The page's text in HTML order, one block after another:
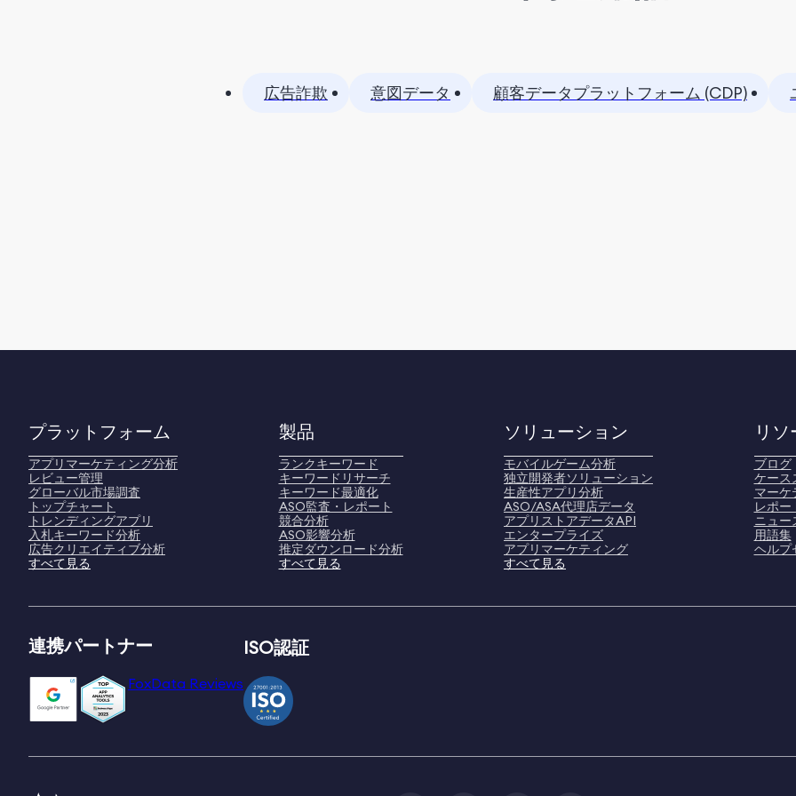
広告詐欺 意図データ 顧客データプラットフォーム (CDP)
プラットフォーム
アプリマーケティング分析
レビュー管理
グローバル市場調査
トップチャート
トレンディングアプリ
入札キーワード分析
広告クリエイティブ分析
すべて見る
製品
ランクキーワード
キーワードリサーチ
キーワード最適化
ASO監査・レポート
競合分析
ASO影響分析
推定ダウンロード分析
すべて見る
ソリューション
モバイルゲーム分析
独立開発者ソリューション
生産性アプリ分析
ASO/ASA代理店データ
アプリストアデータAPI
エンタープライズ
アプリマーケティング
すべて見る
リソ
ブログ
ケース
マーケ
レポー
ニュー
用語集
ヘルプ
連携パートナー
FoxData Reviews
ISO認証